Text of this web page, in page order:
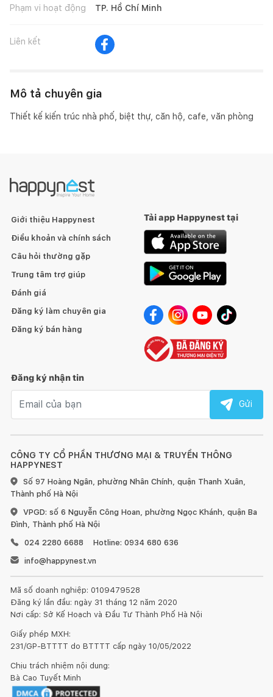
Phạm vi hoạt động TP. Hồ Chí Minh
Liên kết
Mô tả chuyên gia
Thiết kế kiến trúc nhà phố, biệt thự, căn hộ, cafe, văn phòng
CÔNG TY CỔ PHẦN THƯƠNG MẠI & TRUYỀN THÔNG
HAPPYNEST
Số 97 Hoàng Ngân, phường Nhân Chính, quận Thanh Xuân,
Thành phố Hà Nội
VPGD: số 6 Nguyễn Công Hoan, phường Ngọc Khánh, quận Ba
Đình, Thành phố Hà Nội
024 2280 6688
Hotline: 0934 680 636
info@happynest.vn
Mã số doanh nghiệp: 0109479528
Đăng ký lần đầu: ngày 31 tháng 12 năm 2020
Nơi cấp: Sở Kế Hoạch và Đầu Tư Thành Phố Hà Nội
Giấy phép MXH:
231/GP-BTTTT do BTTTT cấp ngày 10/05/2022
Chịu trách nhiệm nội dung:
Bà Cao Tuyết Minh
Giới thiệu Happynest
Điều khoản và chính sách
Câu hỏi thường gặp
Trung tâm trợ giúp
Đánh giá
Đăng ký làm chuyên gia
Đăng ký bán hàng
Tải app Happynest tại
Đăng ký nhận tin
Gửi